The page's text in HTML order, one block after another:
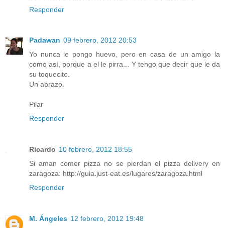
Responder
Padawan 09 febrero, 2012 20:53
Yo nunca le pongo huevo, pero en casa de un amigo la
como así, porque a el le pirra... Y tengo que decir que le da
su toquecito.
Un abrazo.
Pilar
Responder
Ricardo 10 febrero, 2012 18:55
Si aman comer pizza no se pierdan el pizza delivery en
zaragoza: http://guia.just-eat.es/lugares/zaragoza.html
Responder
M. Ángeles 12 febrero, 2012 19:48